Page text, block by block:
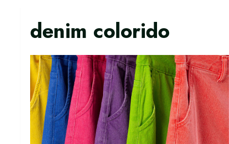
denim colorido